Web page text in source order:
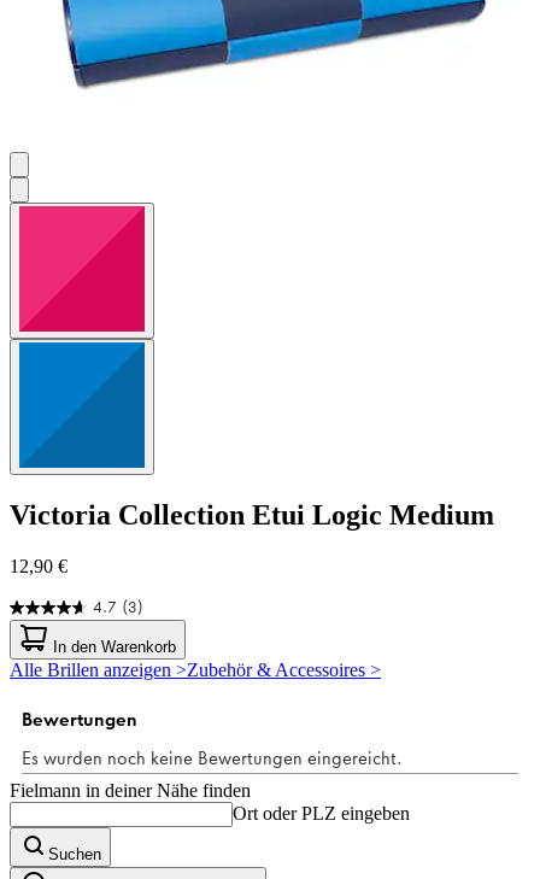
Victoria Collection Etui Logic Medium
12,90 €
4.7 (3)
4.7
von
5
Sternen.
Bewertungen
In den Warenkorb
Alle Brillen anzeigen >Zubehör & Accessoires >
Fielmann in deiner Nähe finden
Ort oder PLZ eingeben
Suchen